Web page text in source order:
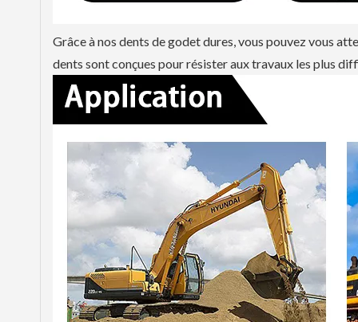
Grâce à nos dents de godet dures, vous pouvez vous
dents sont conçues pour résister aux travaux les plus